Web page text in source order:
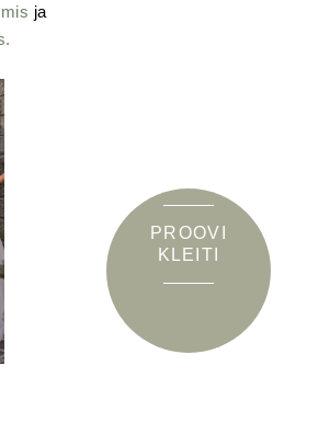
ja
PROOVI
KLEITI